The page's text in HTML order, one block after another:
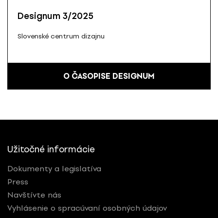
Designum 3/2025
Slovenské centrum dizajnu
O ČASOPISE DESIGNUM
Užitočné informácie
Dokumenty a legislatíva
Press
Navštívte nás
Vyhlásenie o spracúvaní osobných údajov